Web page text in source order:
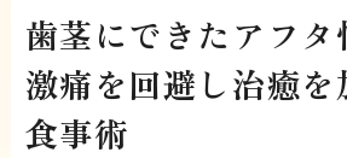
歯茎にできたアフタ
激痛を回避し治癒を
食事術